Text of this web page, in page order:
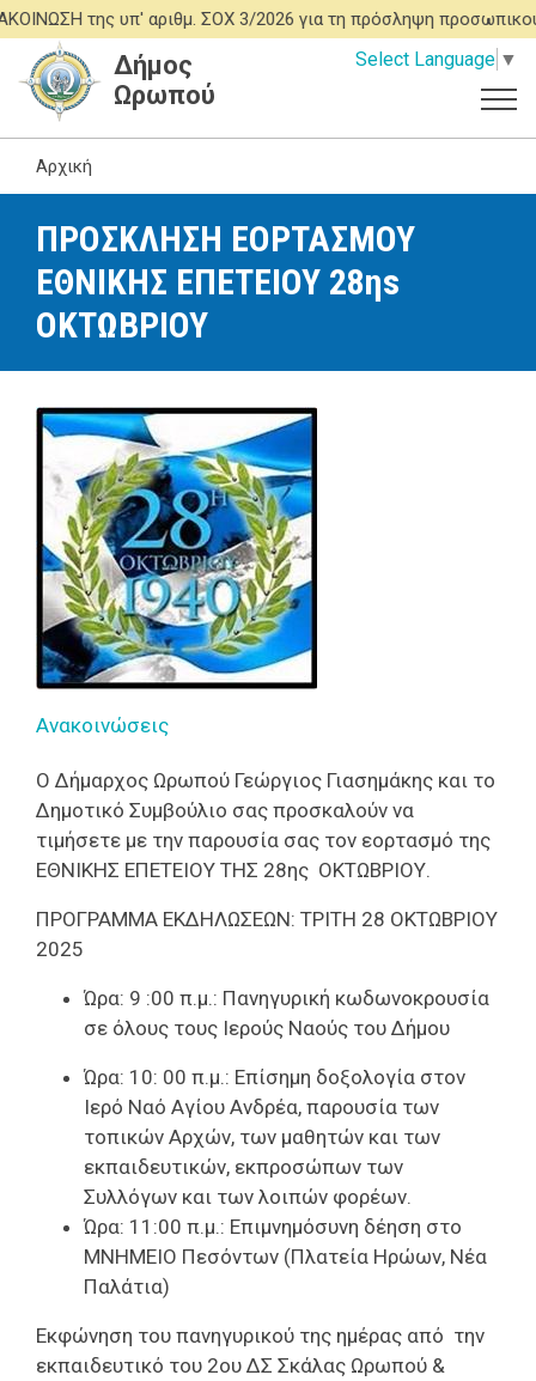
Παράκαμψη
προς
περιεχόμενο
της υπ' αριθμ. ΣΟΧ 3/2026 για τη πρόσληψη προσωπικού
Select Language ▼
Δήμος
Ωρωπού
Αρχική
ΠΡΟΣΚΛΗΣΗ ΕΟΡΤΑΣΜΟΥ
ΕΘΝΙΚΗΣ ΕΠΕΤΕΙΟΥ 28ηs
ΟΚΤΩΒΡΙΟΥ
Ανακοινώσεις
Ο Δήμαρχος Ωρωπού Γεώργιος Γιασημάκης και το
Δημοτικό Συμβούλιο σας προσκαλούν να
τιμήσετε με την παρουσία σας τον εορτασμό της
ΕΘΝΙΚΗΣ ΕΠΕΤΕΙΟΥ ΤΗΣ 28ης ΟΚΤΩΒΡΙΟΥ.
ΠΡΟΓΡΑΜΜΑ ΕΚΔΗΛΩΣΕΩΝ: ΤΡΙΤΗ 28 ΟΚΤΩΒΡΙΟΥ
2025
Ώρα: 9 :00 π.μ.: Πανηγυρική κωδωνοκρουσία
σε όλους τους Ιερούς Ναούς του Δήμου
Ώρα: 10: 00 π.μ.: Επίσημη δοξολογία στον
Ιερό Ναό Αγίου Ανδρέα, παρουσία των
τοπικών Αρχών, των μαθητών και των
εκπαιδευτικών, εκπροσώπων των
Συλλόγων και των λοιπών φορέων.
Ώρα: 11:00 π.μ.: Επιμνημόσυνη δέηση στο
ΜΝΗΜΕΙΟ Πεσόντων (Πλατεία Ηρώων, Νέα
Παλάτια)
Εκφώνηση του πανηγυρικού της ημέρας από την
εκπαιδευτικό του 2ου ΔΣ Σκάλας Ωρωπού &